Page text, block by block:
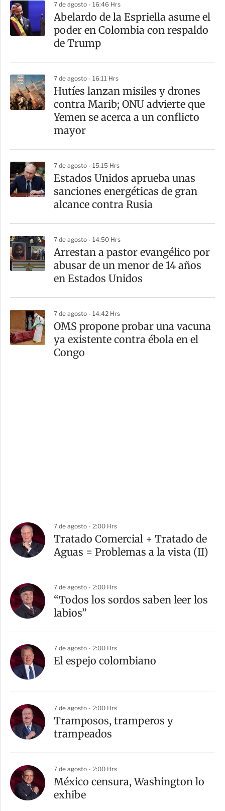
a
r
t
7 de agosto - 16:46 Hrs
Abelardo de la Espriella asume el
poder en Colombia con respaldo
de Trump
7 de agosto - 16:11 Hrs
Hutíes lanzan misiles y drones
contra Marib; ONU advierte que
Yemen se acerca a un conflicto
mayor
7 de agosto - 15:15 Hrs
Estados Unidos aprueba unas
sanciones energéticas de gran
alcance contra Rusia
7 de agosto - 14:50 Hrs
Arrestan a pastor evangélico por
abusar de un menor de 14 años
en Estados Unidos
7 de agosto - 14:42 Hrs
OMS propone probar una vacuna
ya existente contra ébola en el
Congo
7 de agosto - 2:00 Hrs
Tratado Comercial + Tratado de
Aguas = Problemas a la vista (II)
7 de agosto - 2:00 Hrs
“Todos los sordos saben leer los
labios”
7 de agosto - 2:00 Hrs
El espejo colombiano
7 de agosto - 2:00 Hrs
Tramposos, tramperos y
trampeados
7 de agosto - 2:00 Hrs
México censura, Washington lo
exhibe